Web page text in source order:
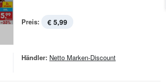
Preis: € 5,99
Händler: Netto Marken-Discount